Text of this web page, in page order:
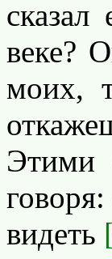
веке?
моих,
Этими
видеть